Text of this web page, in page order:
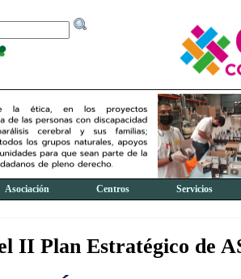
Asociación Centros Servicios
II Plan Estratégico de